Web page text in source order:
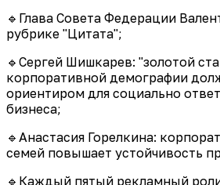
🔹Глава Совета Федерации
рубрике "Цитата";
🔹Сергей Шишкарев: "золотой
корпоративной демографии
ориентиром для социально
бизнеса;
🔹Анастасия Горелкина:
семей повышает устойчивость
🔹Каждый пятый рекламный